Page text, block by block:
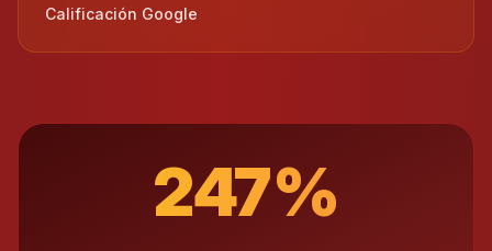
Calificación Google
247%